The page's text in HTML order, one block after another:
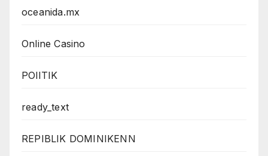
oceanida.mx
Online Casino
POlITIK
ready_text
REPIBLIK DOMINIKENN